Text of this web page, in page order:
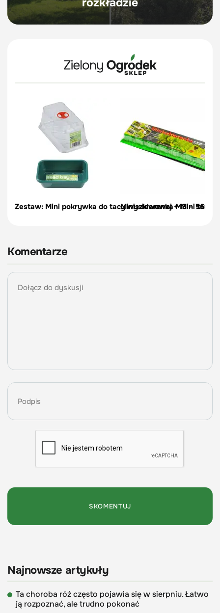
Zestaw: Mini pokrywka do tacy wysiewowej + Mini taca
Miniszklarenka MS –
Komentarze
Najnowsze artykuły
Ta choroba róż często pojawia się w sierpniu. Łatwo
ją rozpoznać, ale trudno pokonać